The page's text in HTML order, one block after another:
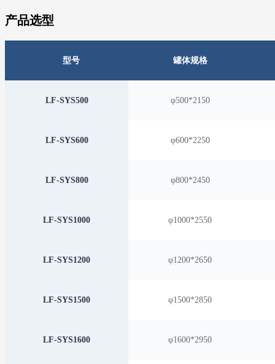
产品选型
型号 罐体规格
LF-SYS500 φ500*2150
LF-SYS600 φ600*2250
LF-SYS800 φ800*2450
LF-SYS1000 φ1000*2550
LF-SYS1200 φ1200*2650
LF-SYS1500 φ1500*2850
LF-SYS1600 φ1600*2950